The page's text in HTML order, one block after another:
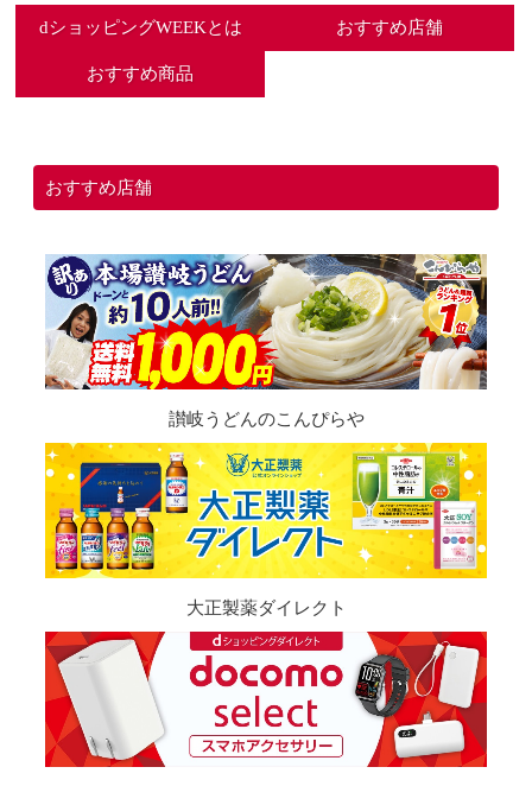
dショッピングWEEKとは おすすめ店舗
おすすめ商品
おすすめ店舗
讃岐うどんのこんぴらや
大正製薬ダイレクト